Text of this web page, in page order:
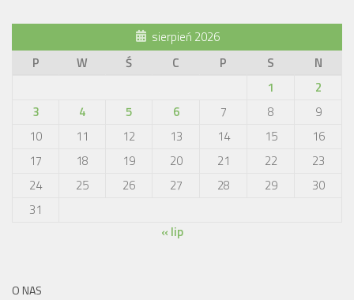
sierpień 2026
P
W Ś C P S
N
1
2
3
4 5 6 7 8
9
10
11 12 13 14 15
16
17
18 19 20 21 22
23
24
25 26 27 28 29
30
31
« lip
O NAS